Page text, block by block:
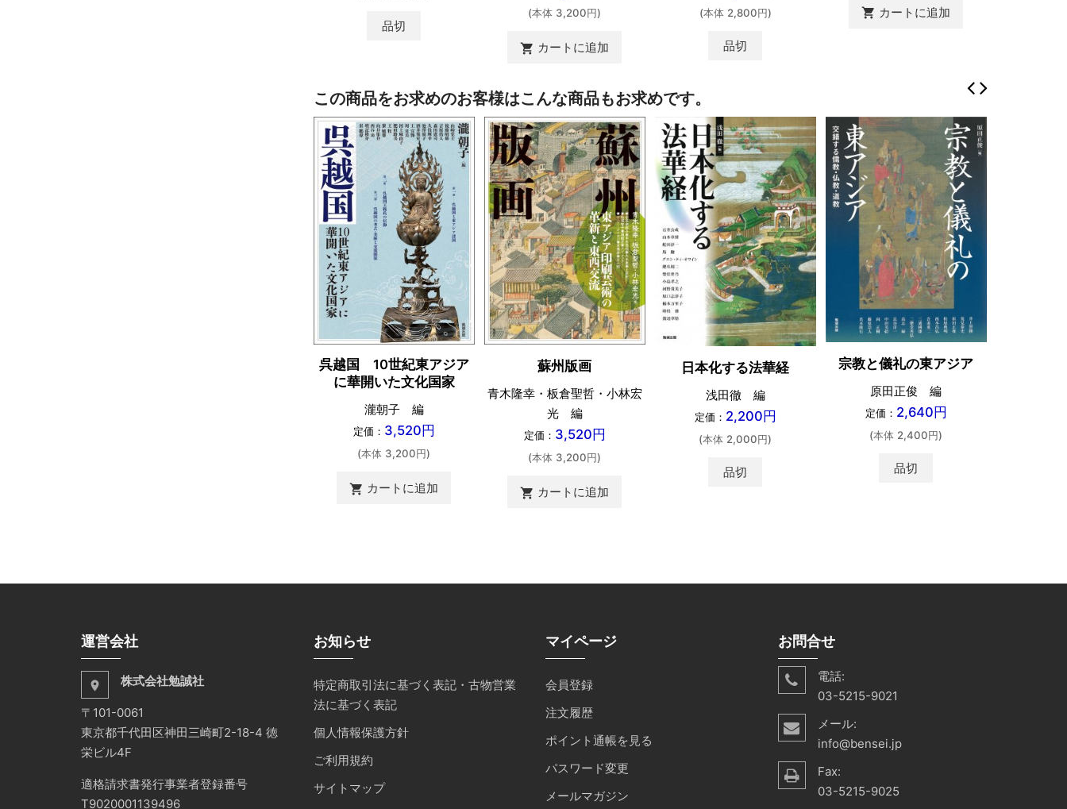
品切
(本体 3,200円)
shopping_cart カートに追加
(本体 2,800円)
品切
shopping_cart カートに追加
この商品をお求めのお客様はこんな商品もお求めです。
呉越国 10世紀東アジア
に華開いた文化国家
瀧朝子 編
定価： 3,520円
(本体 3,200円)
shopping_cart カートに追加
蘇州版画
青木隆幸・板倉聖哲・小林宏
光 編
定価： 3,520円
(本体 3,200円)
shopping_cart カートに追加
日本化する法華経
浅田徹 編
定価： 2,200円
(本体 2,000円)
品切
宗教と儀礼の東アジア
原田正俊 編
定価： 2,640円
(本体 2,400円)
品切
運営会社
place 株式会社勉誠社
〒101-0061
東京都千代田区神田三崎町2-18-4 徳
栄ビル4F
適格請求書発行事業者登録番号
T9020001139496
お知らせ
特定商取引法に基づく表記・古物営業
法に基づく表記
個人情報保護方針
ご利用規約
サイトマップ
マイページ
会員登録
注文履歴
ポイント通帳を見る
パスワード変更
メールマガジン
お問合せ
電話:
03-5215-9021
メール:
info@bensei.jp
Fax:
03-5215-9025